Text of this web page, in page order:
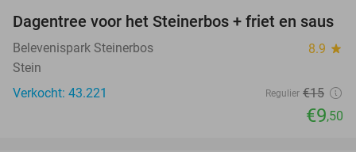
37%
Dagentree voor het Steinerbos + friet en saus
Belevenispark Steinerbos 8.9 star
Stein
Verkocht: 43.221
Regulier €15
€9,50